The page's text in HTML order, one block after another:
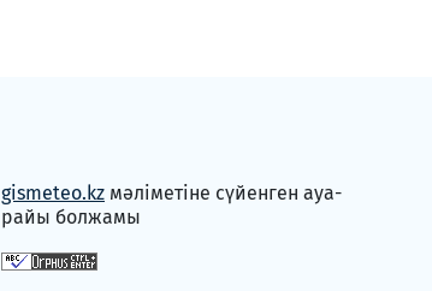
gismeteo.kz мәліметіне сүйенген ауа-
райы болжамы